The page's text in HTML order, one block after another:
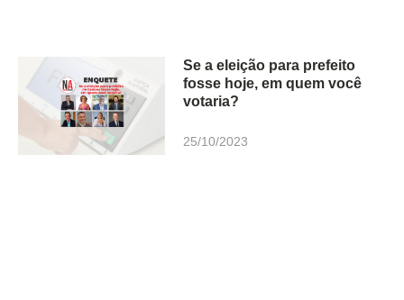
Se a eleição para prefeito
fosse hoje, em quem você
votaria?
25/10/2023